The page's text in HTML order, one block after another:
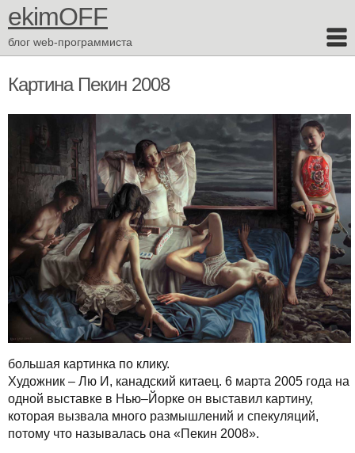
ekimOFF
блог web-программиста
Картина Пекин 2008
большая картинка по клику.
Художник – Лю И, канадский китаец. 6 марта 2005 года на
одной выставке в Нью–Йорке он выставил картину,
которая вызвала много размышлений и спекуляций,
потому что называлась она «Пекин 2008».